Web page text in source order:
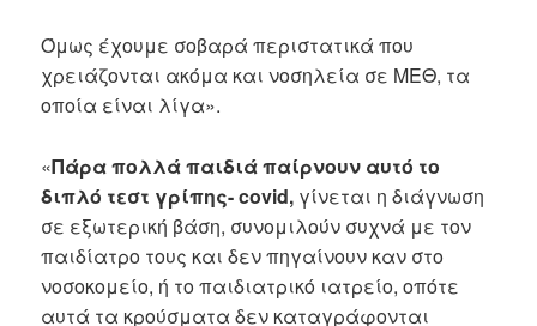
Όμως έχουμε σοβαρά περιστατικά που
χρειάζονται ακόμα και νοσηλεία σε ΜΕΘ, τα
οποία είναι λίγα».
«Πάρα πολλά παιδιά παίρνουν αυτό το
διπλό τεστ γρίπης- covid, γίνεται η διάγνωση
σε εξωτερική βάση, συνομιλούν συχνά με τον
παιδίατρο τους και δεν πηγαίνουν καν στο
νοσοκομείο, ή το παιδιατρικό ιατρείο, οπότε
αυτά τα κρούσματα δεν καταγράφονται